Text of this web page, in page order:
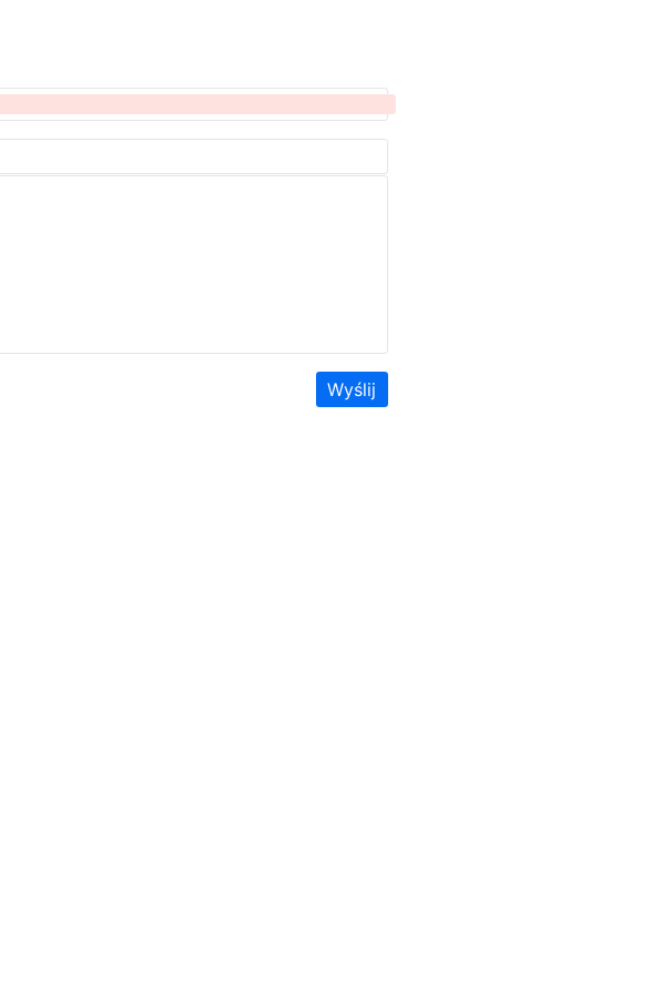
Wyślij